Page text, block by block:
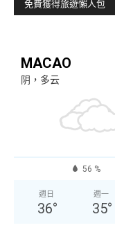
MACAO
阴，多云
56 %
週日
36°
週一
35°